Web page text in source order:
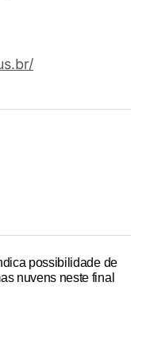
possibilidade de
nuvens neste final